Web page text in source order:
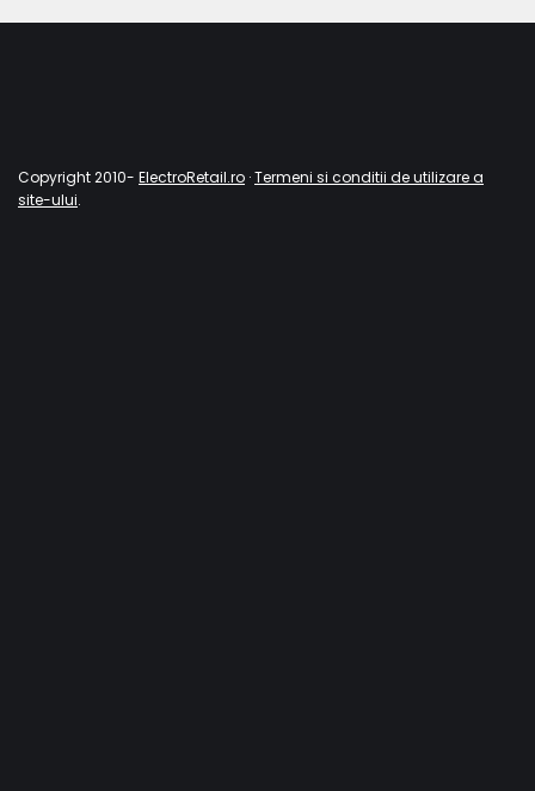
Copyright 2010- ElectroRetail.ro ·Termeni si conditii de utilizare a
site-ului.